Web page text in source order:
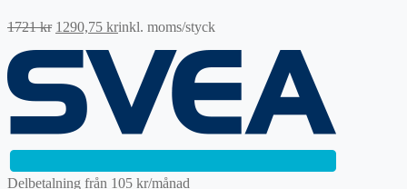
1721kr Det
1721 kr.
1290,75 krDet
är:
1290,75 kr.
inkl. moms/styck
Delbetalning från 105 kr/månad